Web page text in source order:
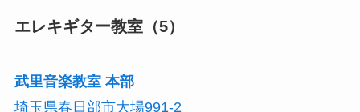
エレキギター教室（5）
武里音楽教室 本部
埼玉県春日部市大場991‐2